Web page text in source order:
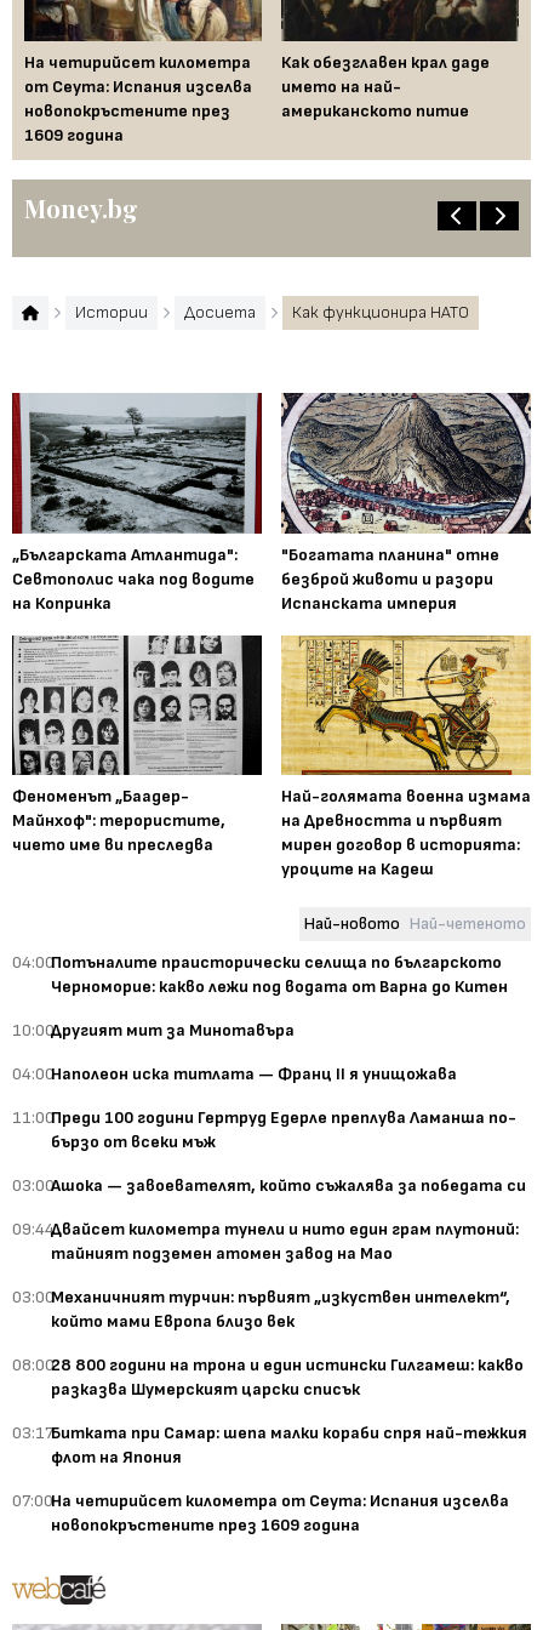
На четирийсет километра
от Сеута: Испания изселва
новопокръстените през
1609 година
Как обезглавен крал даде
името на най-
американското питие
Money.bg
Истории Досиета Как функционира НАТО
„Българската Атлантида":
Севтополис чака под водите
на Копринка
"Богатата планина" отне
безброй животи и разори
Испанската империя
Феноменът „Баадер-
Майнхоф": терористите,
чието име ви преследва
Най-голямата военна измама
на Древността и първият
мирен договор в историята:
уроците на Кадеш
Най-новото Най-четеното
04:00Потъналите праисторически селища по българското
Черноморие: какво лежи под водата от Варна до Китен
10:00Другият мит за Минотавъра
04:00Наполеон иска титлата — Франц II я унищожава
11:00Преди 100 години Гертруд Едерле преплува Ламанша по-
бързо от всеки мъж
03:00Ашока — завоевателят, който съжалява за победата си
09:44Двайсет километра тунели и нито един грам плутоний:
тайният подземен атомен завод на Мао
03:00Механичният турчин: първият „изкуствен интелект“,
който мами Европа близо век
08:0028 800 години на трона и един истински Гилгамеш: какво
разказва Шумерският царски списък
03:17Битката при Самар: шепа малки кораби спря най-тежкия
флот на Япония
07:00На четирийсет километра от Сеута: Испания изселва
новопокръстените през 1609 година